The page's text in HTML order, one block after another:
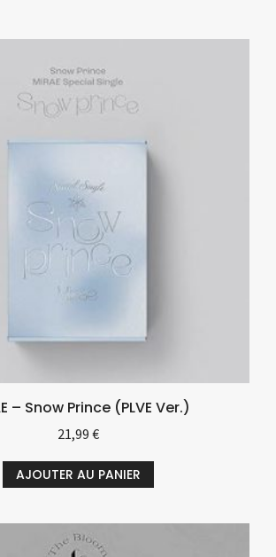
– Snow Prince (PLVE Ver.)
21,99 €
AJOUTER AU PANIER